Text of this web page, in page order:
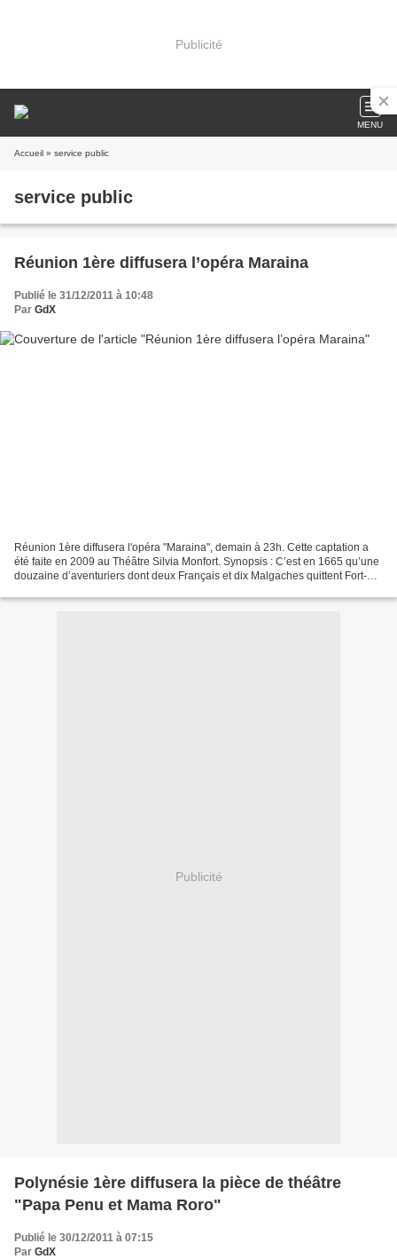
Publicité
MENU
Accueil » service public
service public
Réunion 1ère diffusera l’opéra Maraina
Publié le 31/12/2011 à 10:48
Par GdX
Réunion 1ère diffusera l'opéra "Maraina", demain à 23h. Cette captation a
été faite en 2009 au Théâtre Silvia Monfort. Synopsis : C’est en 1665 qu’une
douzaine d’aventuriers dont deux Français et dix Malgaches quittent Fort-
Publicité
Polynésie 1ère diffusera la pièce de théâtre
"Papa Penu et Mama Roro"
Publié le 30/12/2011 à 07:15
Par GdX